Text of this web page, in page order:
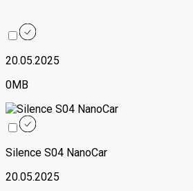
20.05.2025
0MB
Silence S04 NanoCar
20.05.2025